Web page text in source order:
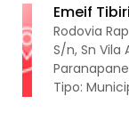
Emeif
Rodovia
S/n, Sn Vila
Tipo: